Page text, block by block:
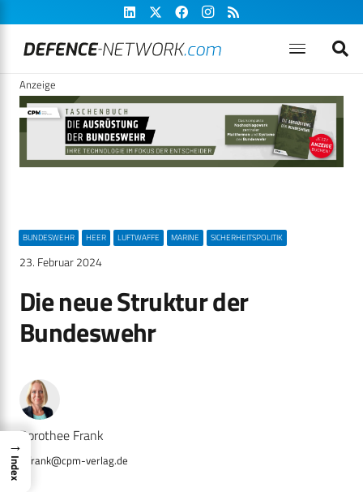
Anzeige
BUNDESWEHR HEER LUFTWAFFE MARINE SICHERHEITSPOLITIK
23. Februar 2024
Die neue Struktur der
Bundeswehr
Dorothee Frank
d.frank@cpm-verlag.de
→
Index